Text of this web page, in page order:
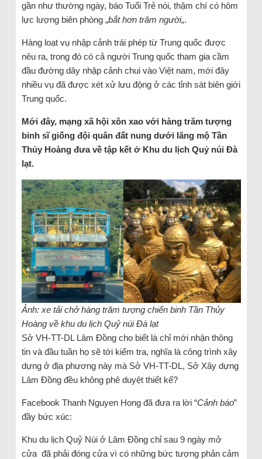
gần như thường ngày, báo Tuổi Trẻ nói, thậm chí có hôm
lực lượng biên phòng „bắt hơn trăm người„.
Hàng loạt vụ nhập cảnh trái phép từ Trung quốc được
nêu ra, trong đó có cả người Trung quốc tham gia cầm
đầu đường dây nhập cảnh chui vào Việt nam, mới đây
nhiều vụ đã được xét xử lưu động ở các tỉnh sát biên giới
Trung quốc.
Mới đây, mạng xã hội xôn xao với hàng trăm tượng
binh sĩ giống đội quân đất nung dưới lăng mộ Tần
Thủy Hoàng đưa về tập kết ở Khu du lịch Quỷ núi Đà
lạt.
Ảnh: xe tải chở hàng trăm tượng chiến binh Tần Thủy
Hoàng về khu du lịch Quỷ núi Đà lạt
Sở VH-TT-DL Lâm Đồng cho biết là chỉ mới nhận thông
tin và đầu tuần họ sẽ tới kiểm tra, nghĩa là công trình xây
dựng ở địa phương này mà Sở VH-TT-DL, Sở Xây dựng
Lâm Đồng đều không phê duyệt thiết kế?
Facebook Thanh Nguyen Hong đã đưa ra lời “Cảnh báo”
đầy bức xúc:
Khu du lịch Quỷ Núi ở Lâm Đồng chỉ sau 9 ngày mở
cửa đã phải đóng cửa vì có những bức tượng phản cảm